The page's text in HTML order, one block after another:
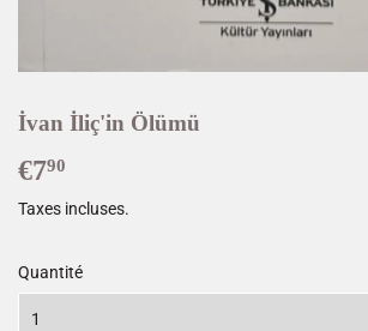
İvan İliç'in Ölümü
€790
Taxes incluses.
Quantité